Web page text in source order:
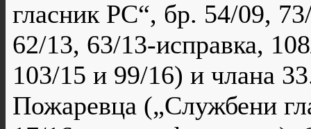
гласник РС“, бр. 54/09,
62/13, 63/13-исправка,
103/15 и 99/16) и члана
Пожаревца („Службени